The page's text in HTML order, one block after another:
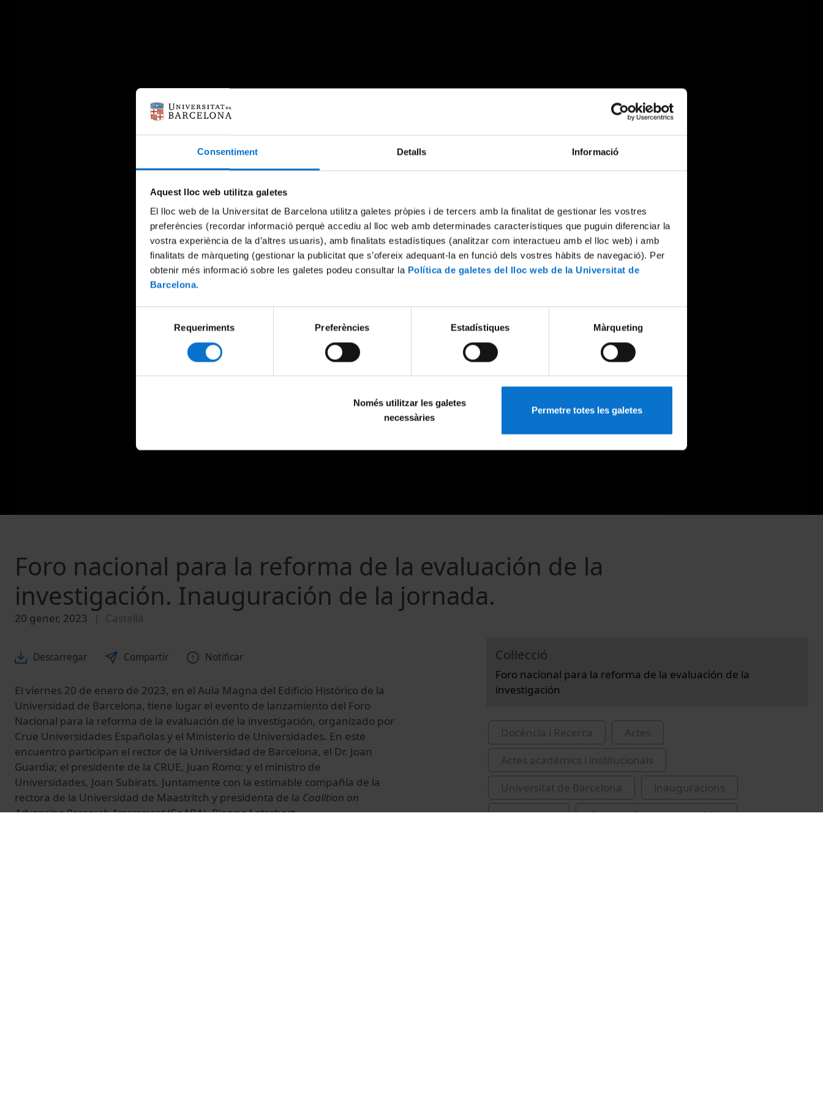
Consentiment Detalls Informació
Aquest lloc web utilitza galetes
El lloc web de la Universitat de Barcelona utilitza galetes pròpies i de tercers amb la finalitat de gestionar les vostres
preferències (recordar informació perquè accediu al lloc web amb determinades característiques que puguin diferenciar la
vostra experiència de la d’altres usuaris), amb finalitats estadístiques (analitzar com interactueu amb el lloc web) i amb
finalitats de màrqueting (gestionar la publicitat que s’ofereix adequant-la en funció dels vostres hàbits de navegació). Per
obtenir més informació sobre les galetes podeu consultar la Política de galetes del lloc web de la Universitat de
Barcelona.
Requeriments Preferències Estadístiques Màrqueting
Només utilitzar les galetes
necessàries
Permetre totes les galetes
Something went wrong
An error occurred, please try again later.
Try again
Foro nacional para la reforma de la evaluación de la
investigación. Inauguración de la jornada.
20 gener, 2023 Castellà
Descarregar Compartir Notificar
El viernes 20 de enero de 2023, en el Aula Magna del Edificio Histórico de la
Universidad de Barcelona, tiene lugar el evento de lanzamiento del Foro
Nacional para la reforma de la evaluación de la investigación, organizado por
Crue Universidades Españolas y el Ministerio de Universidades. En este
encuentro participan el rector de la Universidad de Barcelona, el Dr. Joan
Guardia; el presidente de la CRUE, Juan Romo; y el ministro de
Universidades, Joan Subirats. Juntamente con la estimable compañía de la
rectora de la Universidad de Maastritch y presidenta de la Coalition on
Advancing Research Assessment(CoARA), Rianne Letschert.
Col·lecció
Foro nacional para la reforma de la evaluación de la
investigación
Docència i Recerca
Actes
Actes acadèmics i institucionals
Universitat de Barcelona
inauguracions
congressos
Guàrdia-Olmos, Joan, 1958-